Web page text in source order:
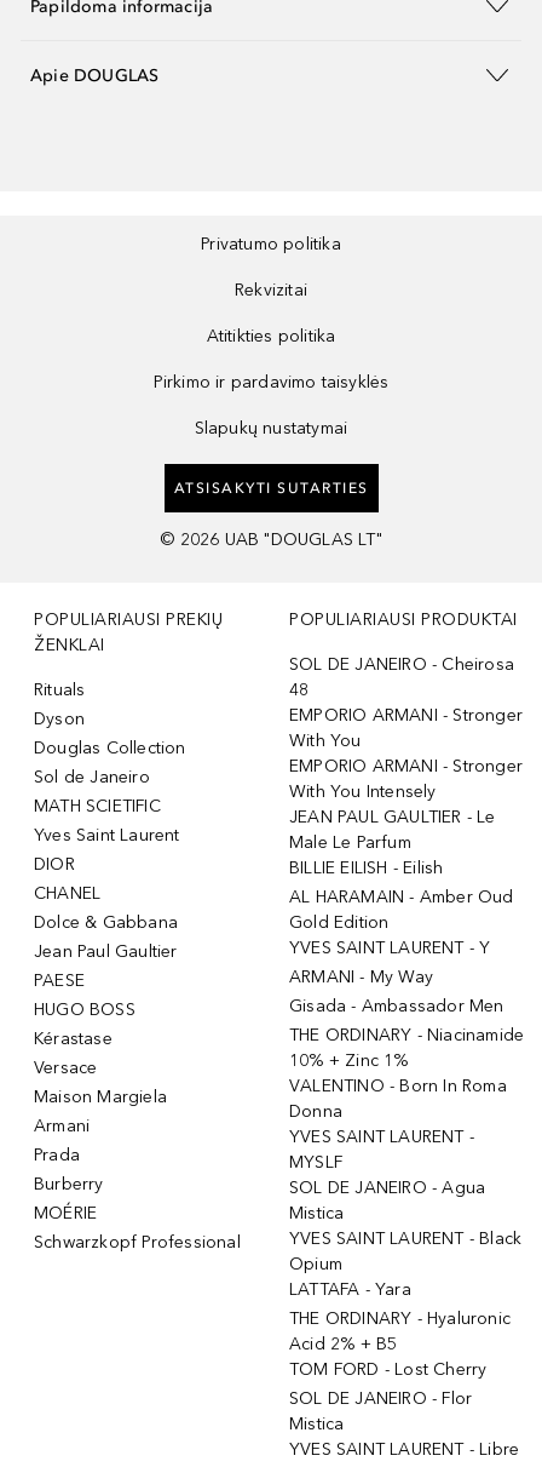
Papildoma informacija
Apie DOUGLAS
Privatumo politika
Rekvizitai
Atitikties politika
Pirkimo ir pardavimo taisyklės
Slapukų nustatymai
ATSISAKYTI SUTARTIES
© 2026 UAB "DOUGLAS LT"
POPULIARIAUSI PREKIŲ
ŽENKLAI
Rituals
Dyson
Douglas Collection
Sol de Janeiro
MATH SCIETIFIC
Yves Saint Laurent
DIOR
CHANEL
Dolce & Gabbana
Jean Paul Gaultier
PAESE
HUGO BOSS
Kérastase
Versace
Maison Margiela
Armani
Prada
Burberry
MOÉRIE
Schwarzkopf Professional
POPULIARIAUSI PRODUKTAI
SOL DE JANEIRO - Cheirosa
48
EMPORIO ARMANI - Stronger
With You
EMPORIO ARMANI - Stronger
With You Intensely
JEAN PAUL GAULTIER - Le
Male Le Parfum
BILLIE EILISH - Eilish
AL HARAMAIN - Amber Oud
Gold Edition
YVES SAINT LAURENT - Y
ARMANI - My Way
Gisada - Ambassador Men
THE ORDINARY - Niacinamide
10% + Zinc 1%
VALENTINO - Born In Roma
Donna
YVES SAINT LAURENT -
MYSLF
SOL DE JANEIRO - Agua
Mistica
YVES SAINT LAURENT - Black
Opium
LATTAFA - Yara
THE ORDINARY - Hyaluronic
Acid 2% + B5
TOM FORD - Lost Cherry
SOL DE JANEIRO - Flor
Mistica
YVES SAINT LAURENT - Libre